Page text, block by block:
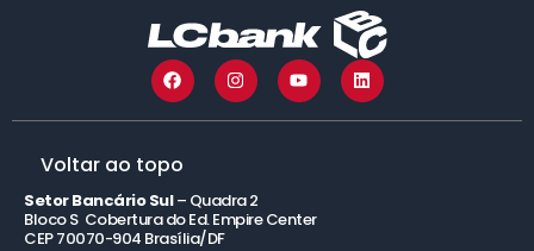
Voltar ao topo
Setor Bancário Sul– Quadra 2
Bloco S Cobertura do Ed. Empire Center
CEP 70070-904 Brasília/DF